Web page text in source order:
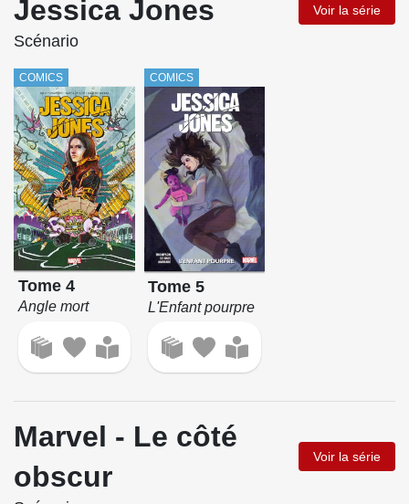
Jessica Jones Voir la série
Scénario
COMICS
Tome 4
Angle mort
COMICS
Tome 5
L'Enfant pourpre
Marvel - Le côté
obscur
Voir la série